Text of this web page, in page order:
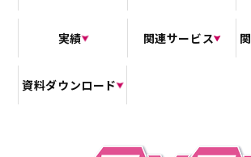
実績 関連サービス
資料ダウンロード